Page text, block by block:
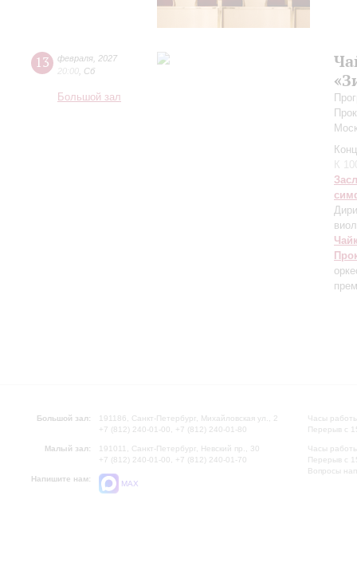
13 февраля 2027
20:00 Сб
Большой зал
К
Большой зал:
191186, Санкт-Петербург, Михайловская ул., 2
+7 (812) 240-01-00, +7 (812) 240-01-80
Малый зал:
191011, Санкт-Петербург, Невский пр., 30
+7 (812) 240-01-00, +7 (812) 240-01-70
Напишите нам:
MAX
Часы
Перерыв с
Часы
Перерыв с
Вопросы